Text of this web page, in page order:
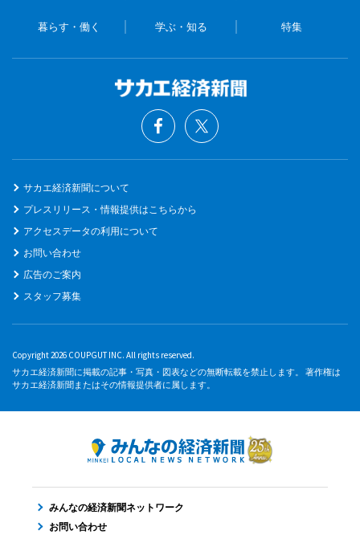
暮らす・働く 学ぶ・知る 特集
サカエ経済新聞について
プレスリリース・情報提供はこちらから
アクセスデータの利用について
お問い合わせ
広告のご案内
スタッフ募集
Copyright 2026 COUPGUT INC. All rights reserved.
サカエ経済新聞に掲載の記事・写真・図表などの無断転載を禁止します。 著作権は
サカエ経済新聞またはその情報提供者に属します。
みんなの経済新聞ネットワーク
お問い合わせ